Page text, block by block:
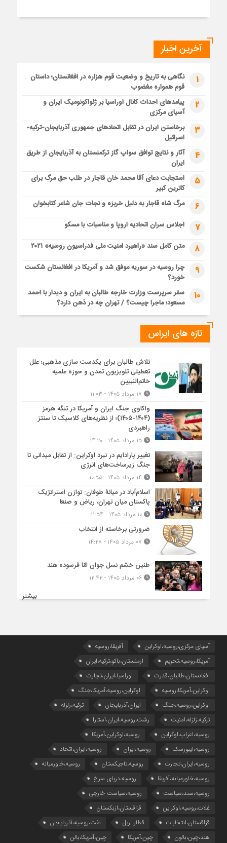
آخرین اخبار
1
نگاهی به تاریخ و وضعیت قوم هزاره در افغانستان؛ داستان
قوم همواره مغضوب
2
پیامدهای احداث کانال اوراسیا بر ژئواکونومیک ایران و
آسیای مرکزی
3
برخاستن ایران در تقابل اتحادهای جمهوری آذربایجان-ترکیه-
اسرائیل
4
آثار و نتایج توافق سواپ گاز ترکمنستان به آذربایجان از طریق
ایران
5
استجابت دعای آقا محمد خان قاجار در طلب حق مرگ برای
کاترین کبیر
6 مرگ شاه قاجار به دلیل خربزه و نجات جان شاعر کتابخوان
7 اجلاس سران اتحادیه اروپا و مناسبات با مسکو
8 متن کامل سند «راهبرد امنیت ملی فدراسیون روسیه» ۲۰۲۱
9
چرا روسیه در سوریه موفق شد و آمریکا در افغانستان شکست
خورد؟
10
سفر سرپرست وزارت خارجه طالبان به ایران و دیدار با احمد
مسعود؛ ماجرا چیست؟ / تهران چه در ذهن دارد؟
تازه های ایراس
تلاش طالبان برای یکدست سازی مذهبی؛ علل
تعطیلی تلویزیون تمدن و حوزه علمیه
خاتم‌النبیین
واکاوی جنگ ایران و آمریکا در تنگه هرمز
(۱۴۰۴-۱۴۰۵)؛ از نظریه‌های کلاسیک تا سنتز
راهبردی
۱۵ مرداد ۱۴۰۵ - ۱۴:۲۰
تغییر پارادایم در نبرد اوکراین: از تقابل میدانی تا
جنگ زیرساخت‌های انرژی
اسلام‌آباد در میانۀ طوفان: توازن استراتژیک
پاکستان میان تهران، ریاض و صنعا
۱۰ مرداد ۱۴۰۵ - ۱۱:۵۴
ضرورتی برخاسته از انتخاب
طنین خشم نسل جوان امّا فرسوده هند
۰۶ مرداد ۱۴۰۵ - ۱۲:۴۲
بیشتر
آسیای مرکزی،روسیه،اوکراین
آفریقا،روسیه
آمریکا،روسیه،تحریم
ارمنستان،باکو،ترکیه،ایران
افغانستان،طالبان،قدرت
اوراسیا،ایران،تجارت
اوکراین،آمریکا،روسیه
اوکراین،روسیه،آمریکا،جنگ
اوکراین،روسیه،جنگ
ایران،آذربایجان
ترکیه،زلزله
ترکیه،زلزله،امنیت
رشت،روسیه،ایران،آستارا
روسیه،اعراب،اوکراین
روسیه،اوکراین،آمریکا
روسیه،ایبورسک
روسیه،ایران
روسیه،ایران،اتحاد
روسیه،ایران،تجارت
روسیه،تاجیکستان
روسیه،خاورمیانه
روسیه،خاورمیانه،آفریقا
روسیه،دریای سرخ
روسیه،سند،سیاست
روسیه،سیاست خارجی
غلات،روسیه،اوکراین
قزاقستان،ازبکستان
قزاقستان،انتخابات
قطار، ریل
نفت،روسیه،آذربایجان
هند،چین،بالون
چین،آمریکا چین،آمریکا،بالن